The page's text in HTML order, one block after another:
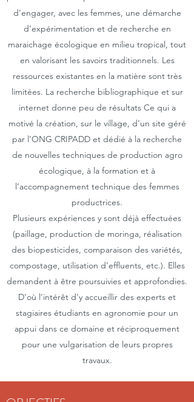
d’engager, avec les femmes, une démarche
d’expérimentation et de recherche en
maraichage écologique en milieu tropical, tout
en valorisant les savoirs traditionnels. Les
ressources existantes en la matière sont très
limitées. La recherche bibliographique et sur
internet donne peu de résultats Ce qui a
motivé la création, sur le village, d’un site géré
par l’ONG CRIPADD et dédié à la recherche
de nouvelles techniques de production agro
écologique, à la formation et à
l’accompagnement technique des femmes
productrices.
Plusieurs expériences y sont déjà effectuées
(paillage, production de moringa, réalisation
des biopesticides, comparaison des variétés,
compostage, utilisation d’effluents, etc.). Elles
demandent à être poursuivies et approfondies.
D’où l’intérêt d’y accueillir des experts et
stagiaires étudiants en agronomie pour un
appui dans ce domaine et réciproquement
pour une vulgarisation de leurs propres
travaux.